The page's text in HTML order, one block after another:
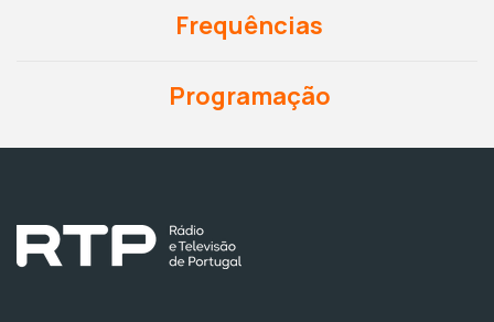
Frequências
Programação